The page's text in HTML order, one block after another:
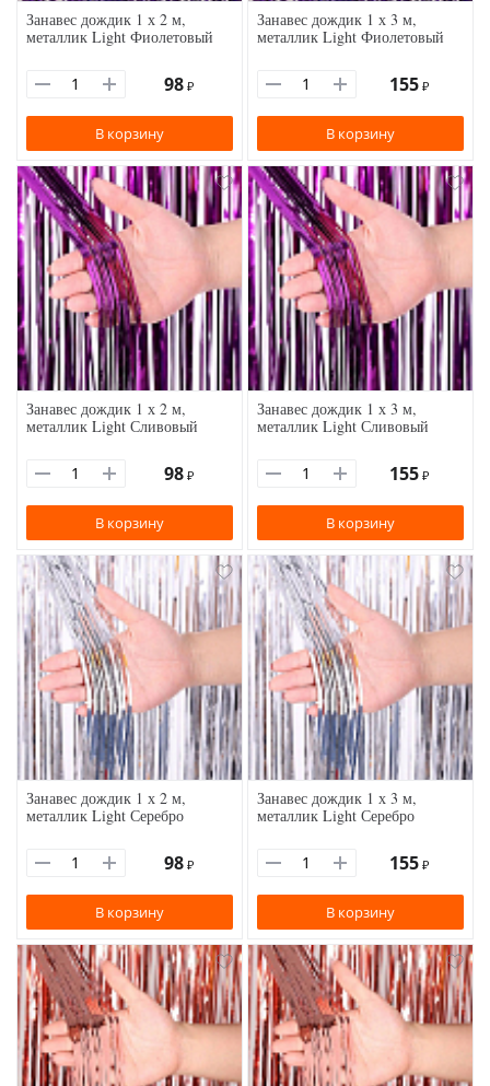
Занавес дождик 1 х 2 м,
металлик Light Фиолетовый
98 ₽
В корзину
Занавес дождик 1 х 3 м,
металлик Light Фиолетовый
155 ₽
В корзину
Занавес дождик 1 х 2 м,
металлик Light Сливовый
98 ₽
В корзину
Занавес дождик 1 х 3 м,
металлик Light Сливовый
155 ₽
В корзину
Занавес дождик 1 х 2 м,
металлик Light Серебро
98 ₽
В корзину
Занавес дождик 1 х 3 м,
металлик Light Серебро
155 ₽
В корзину